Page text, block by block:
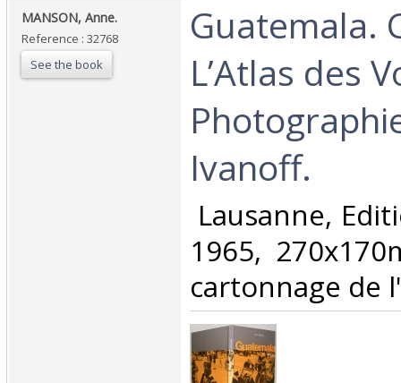
‎MANSON, Anne.‎
Reference : 32768
See the book
‎Guatemala.
L’Atlas des
Ivanoff.‎
Lausanne,
1965,
cartonnage de